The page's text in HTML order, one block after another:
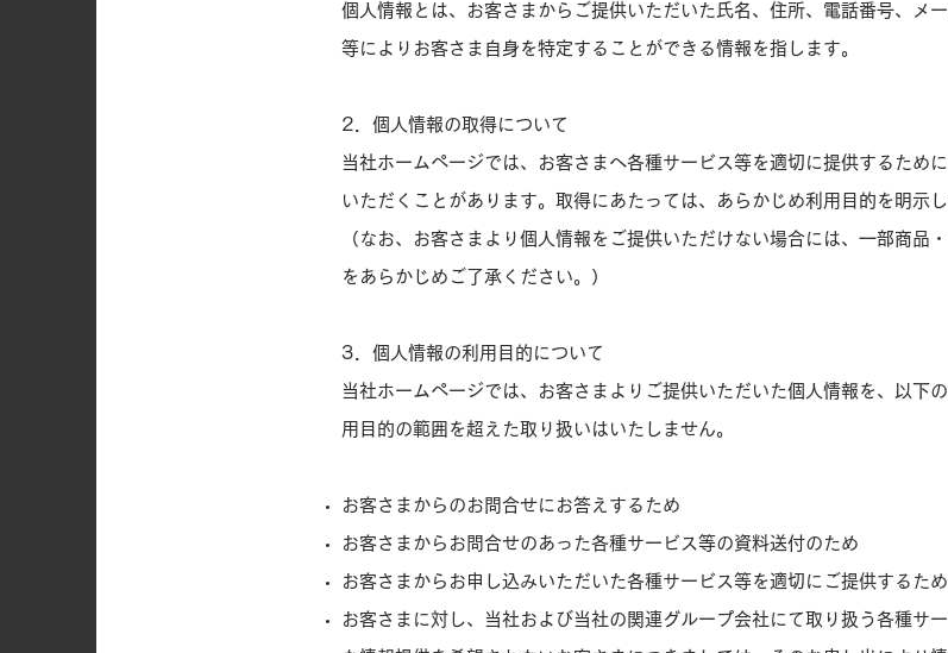
個人情報とは、お客さまからご提供いただいた氏名、住所、電話番号、メ
等によりお客さま自身を特定することができる情報を指します。
2．個人情報の取得について
当社ホームページでは、お客さまへ各種サービス等を適切に提供するため
いただくことがあります。取得にあたっては、あらかじめ利用目的を明示
（なお、お客さまより個人情報をご提供いただけない場合には、一部商品
をあらかじめご了承ください。）
3．個人情報の利用目的について
当社ホームページでは、お客さまよりご提供いただいた個人情報を、以下
用目的の範囲を超えた取り扱いはいたしません。
お客さまからのお問合せにお答えするため
お客さまからお問合せのあった各種サービス等の資料送付のため
お客さまからお申し込みいただいた各種サービス等を適切にご提供するため
お客さまに対し、当社および当社の関連グループ会社にて取り扱う各種サ